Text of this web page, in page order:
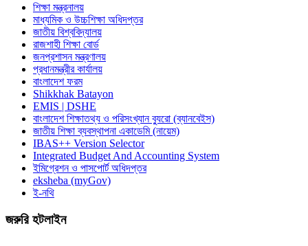
শিক্ষা মন্ত্রনালয়
মাধ্যমিক ও উচ্চশিক্ষা অধিদপ্তর
জাতীয় বিশ্ববিদ্যালয়
রাজশাহী শিক্ষা বোর্ড
জনপ্রশাসন মন্ত্রণালয়
প্রধানমন্ত্রীর কার্যালয়
বাংলাদেশ ফরম
Shikkhak Batayon
EMIS | DSHE
বাংলাদেশ শিক্ষাতথ্য ও পরিসংখ্যান ব্যুরো (ব্যানবেইস)
জাতীয় শিক্ষা ব্যবস্থাপনা একাডেমি (নায়েম)
IBAS++ Version Selector
Integrated Budget And Accounting System
ইমিগ্রেশন ও পাসপোর্ট অধিদপ্তর
eksheba (myGov)
ই-নথি
জরুরি হটলাইন